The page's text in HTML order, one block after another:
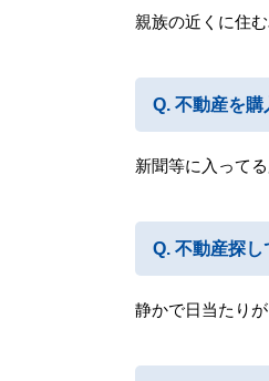
親族の近くに住む
不動産を購
新聞等に入ってる
不動産探し
静かで日当たり